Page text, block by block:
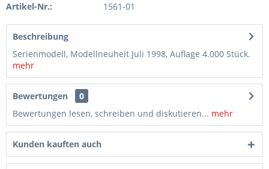
Artikel-Nr.: 1561-01
Beschreibung
Serienmodell, Modellneuheit Juli 1998, Auflage 4.000 Stück.
mehr
Bewertungen
0
Bewertungen lesen, schreiben und diskutieren... mehr
Kunden kauften auch